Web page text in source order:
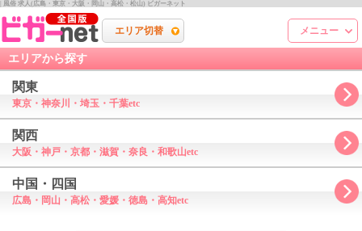
| 風俗 求人(広島・東京・大阪・岡山・高松・松山) ビガーネット
エリア切替 メニュー
エリアから探す
関東
東京・神奈川・埼玉・千葉etc
関西
大阪・神戸・京都・滋賀・奈良・和歌山etc
中国・四国
広島・岡山・高松・愛媛・徳島・高知etc